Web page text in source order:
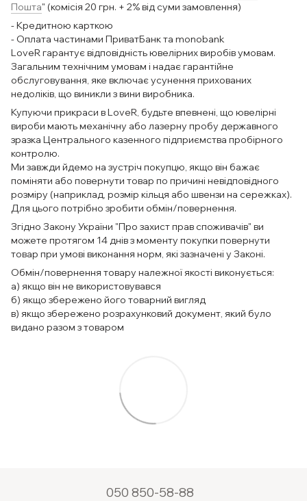
Пошта" (комісія 20 грн. + 2% від суми замовлення)
- Кредитною карткою
- Оплата частинами ПриватБанк та monobank
LoveR гарантує відповідність ювелірних виробів умовам.
Загальним технічним умовам і надає гарантійне
обслуговування, яке включає усунення прихованих
недоліків, що виникли з вини виробника.
Купуючи прикраси в LoveR, будьте впевнені, що ювелірні
вироби мають механічну або лазерну пробу державного
зразка Центрального казенного підприємства пробірного
контролю.
Ми завжди йдемо на зустріч покупцю, якщо він бажає
поміняти або повернути товар по причині невідповідного
розміру (наприклад, розмір кільця або швензи на сережках).
Для цього потрібно зробити обмін/повернення.
Згідно Закону України "Про захист прав споживачів" ви
можете протягом 14 днів з моменту покупки повернути
товар при умові виконання норм, які зазначені у Законі.
Обмін/повернення товару належної якості виконується:
а) якщо він не використовувався
б) якщо збережено його товарний вигляд
в) якщо збережено розрахунковий документ, який було
видано разом з товаром
050 850-58-88